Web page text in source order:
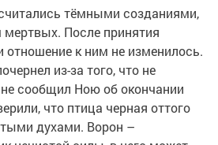
тёмными созданиями,
После принятия
отношение к ним не изменилось.
из-за того, что не
не сообщил Ною об окончании
что птица черная оттого
духами. Ворон –